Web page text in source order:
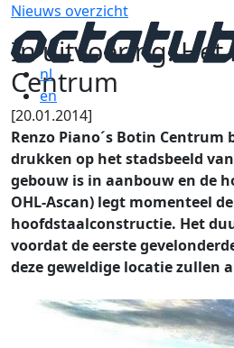
nl
en
Nieuws overzicht
In uitvoering: Het
Centrum
[20.01.2014]
Renzo Piano´s Botin
drukken op het stadsbeeld
gebouw is in aanbouw en de
OHL-Ascan) legt momenteel
hoofdstaalconstructie. Het
voordat de eerste
deze geweldige locatie zullen